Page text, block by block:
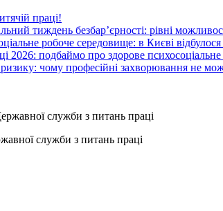
праці!
тиждень безбар’єрності: рівні
робоче середовище: в Києві
2026: подбаймо про здорове
чому професійні захворювання не
служби з питань праці